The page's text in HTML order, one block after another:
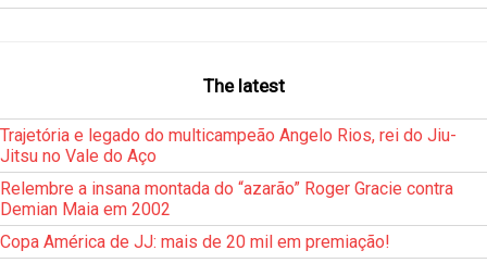
The latest
Trajetória e legado do multicampeão Angelo Rios, rei do Jiu-
Jitsu no Vale do Aço
Relembre a insana montada do “azarão” Roger Gracie contra
Demian Maia em 2002
Copa América de JJ: mais de 20 mil em premiação!